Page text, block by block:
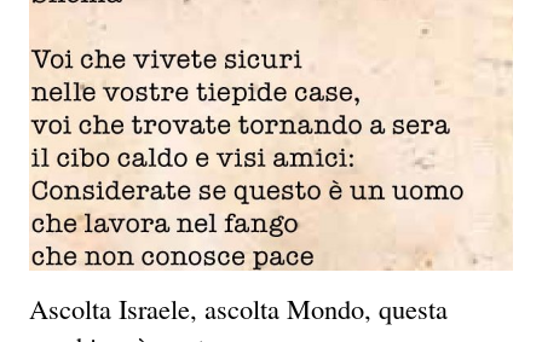
Ascolta Israele, ascolta Mondo, questa